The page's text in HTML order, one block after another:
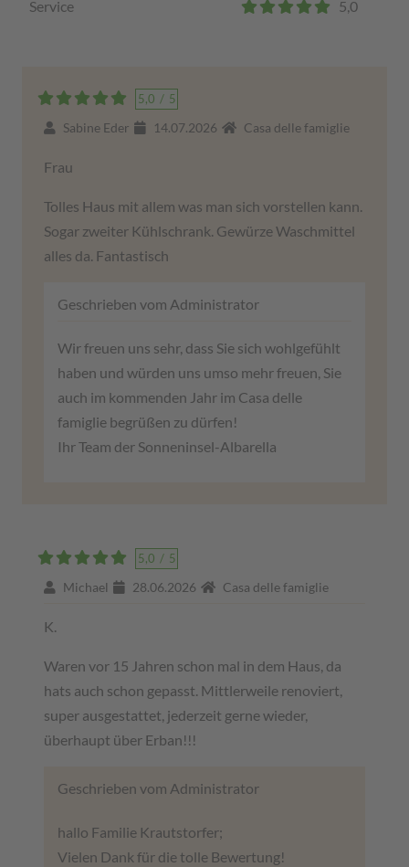
Service 5,0
5,0 / 5
Sabine Eder 14.07.2026 Casa delle famiglie
Frau
Tolles Haus mit allem was man sich vorstellen kann.
Sogar zweiter Kühlschrank. Gewürze Waschmittel
alles da. Fantastisch
Geschrieben vom Administrator
Wir freuen uns sehr, dass Sie sich wohlgefühlt
haben und würden uns umso mehr freuen, Sie
auch im kommenden Jahr im Casa delle
famiglie begrüßen zu dürfen!
Ihr Team der Sonneninsel-Albarella
5,0 / 5
Michael 28.06.2026 Casa delle famiglie
K.
Waren vor 15 Jahren schon mal in dem Haus, da
hats auch schon gepasst. Mittlerweile renoviert,
super ausgestattet, jederzeit gerne wieder,
überhaupt über Erban!!!
Geschrieben vom Administrator
hallo Familie Krautstorfer;
Vielen Dank für die tolle Bewertung!